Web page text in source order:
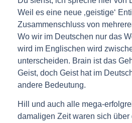
Weil es eine neue ‚geistige‘
Zusammenschluss von
Wo wir im Deutschen nur das
wird im Englischen wird
unterscheiden. Brain ist das
Geist, doch Geist hat im
andere Bedeutung.
Hill und auch alle mega-
damaligen Zeit waren sich über